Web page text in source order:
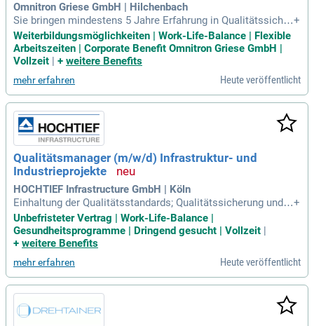
Omnitron Griese GmbH | Hilchenbach
Sie bringen mindestens 5 Jahre Erfahrung in Qualitätssicher
ung und Qualitätsmanagement mit, idealerweise mit Kenntni
ssen in ISO 9001 und 13485. Ihre Expertise umfasst Entwick
lungs- und Produktionsprozesse aus der Qualitätsperspektiv
uss arbeiten Sie selbstständig und zielorientiert. Ihre Servic
e-Mentalität sowie Resilienz zeichnen Sie aus. Als empathis
cher Teamplayer mit Durchsetzungsvermögen und diplomati
schem Geschick haben Sie auch umfassende Kenntnisse in
Word und Excel, während Know-how in Access von Vorteil i
st. Ihre Sprachkenntnisse in Deutsch (C2) und Englisch (C1)
ermöglichen Ihnen eine exzellente schriftliche Ausdruckswe
ise in einem spannenden Wachstumsmarkt.
+
Weiterbildungsmöglichkeiten | Work-Life-Balance | Flexible
Arbeitszeiten | Corporate Benefit Omnitron Griese GmbH |
Vollzeit | + weitere Benefits
mehr erfahren Heute veröffentlicht
Qualitätsmanager (m/w/d) Infrastruktur- und
Industrieprojekte
HOCHTIEF Infrastructure GmbH | Köln
Einhaltung der Qualitätsstandards; Qualitätssicherung und B
erichterstattung: Sie erstellen und überwachen Qualitätsdok
umentationen sowie die regelmäßige Berichterstattung über
Qualitätsleistungen und Abweichungen; Kontrolle der Einhal
+
Unbefristeter Vertrag | Work-Life-Balance |
Gesundheitsprogramme | Dringend gesucht | Vollzeit
+ weitere Benefits
mehr erfahren Heute veröffentlicht